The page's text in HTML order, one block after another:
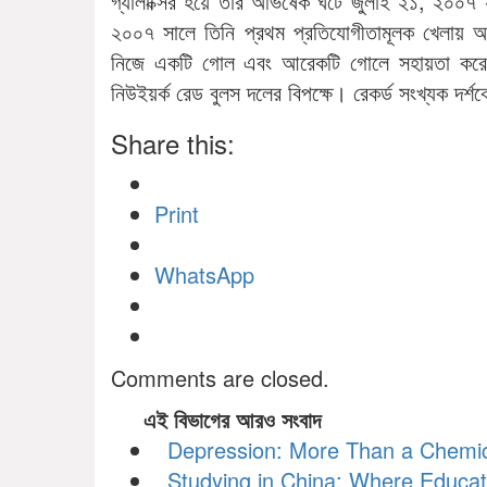
২০০৭ সালে তিনি প্রথম প্রতিযোগীতামূলক খেলায়
নিজে একটি গোল এবং আরেকটি গোলে সহায়তা
নিউইয়র্ক রেড বুলস দলের বিপক্ষে। রেকর্ড সংখ্যক
Share this:
Print
WhatsApp
Comments are closed.
এই বিভাগের আরও সংবাদ
Depression: More Than a
Studying in China: Where